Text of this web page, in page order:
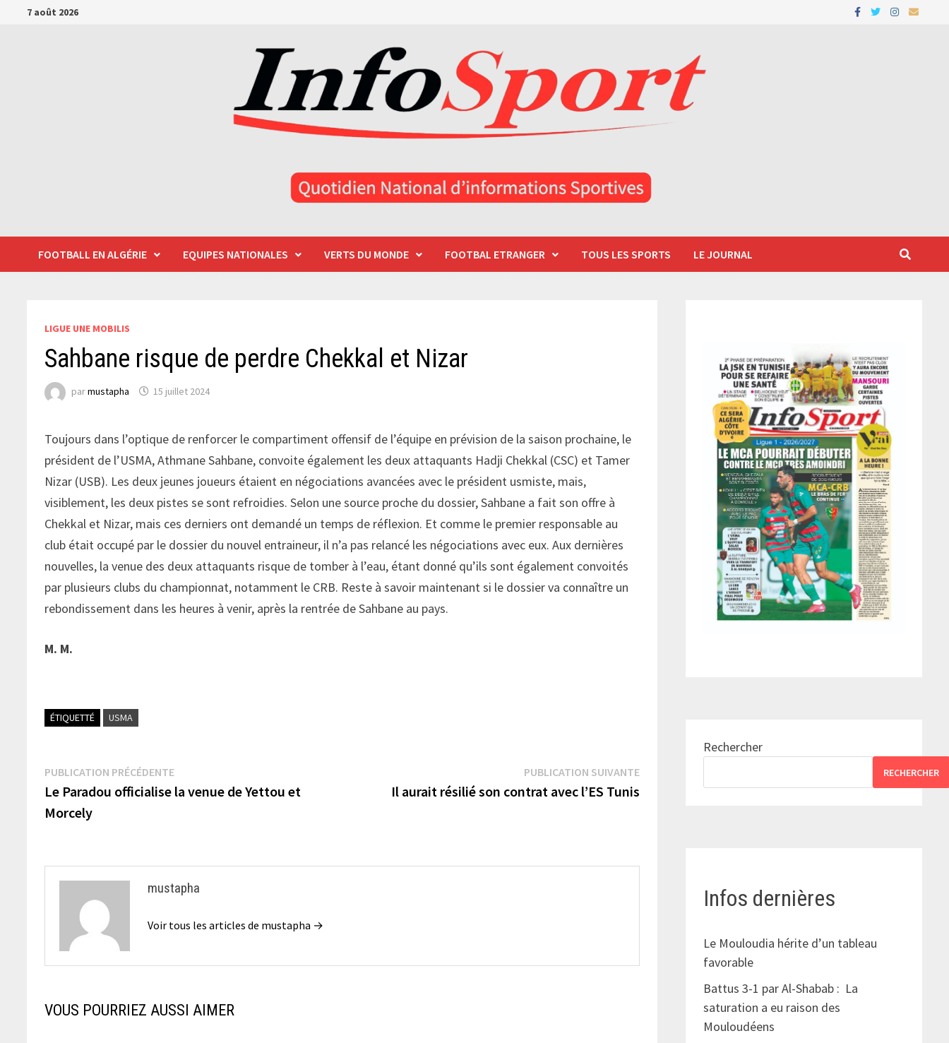
Passer7 août 2026
FOOTBALL EN ALGÉRIE EQUIPES NATIONALES VERTS DU MONDE FOOTBAL ETRANGER TOUS LES SPORTS LE JOURNAL
LIGUE UNE MOBILIS
Sahbane risque de perdre Chekkal et Nizar
parmustapha 15 juillet 2024
Toujours dans l’optique de renforcer le compartiment offensif de l’équipe en prévision de la saison prochaine, le
président de l’USMA, Athmane Sahbane, convoite également les deux attaquants Hadji Chekkal (CSC) et Tamer
Nizar (USB). Les deux jeunes joueurs étaient en négociations avancées avec le président usmiste, mais,
visiblement, les deux pistes se sont refroidies. Selon une source proche du dossier, Sahbane a fait son offre à
Chekkal et Nizar, mais ces derniers ont demandé un temps de réflexion. Et comme le premier responsable au
club était occupé par le dossier du nouvel entraineur, il n’a pas relancé les négociations avec eux. Aux dernières
nouvelles, la venue des deux attaquants risque de tomber à l’eau, étant donné qu’ils sont également convoités
par plusieurs clubs du championnat, notamment le CRB. Reste à savoir maintenant si le dossier va connaître un
rebondissement dans les heures à venir, après la rentrée de Sahbane au pays.
M. M.
ÉTIQUETTÉ USMA
Navigation
de
l’article
PUBLICATION PRÉCÉDENTEPublication
précédente :
Le Paradou officialise la venue de Yettou et
Morcely
PUBLICATION SUIVANTEPublication
suivante :
Il aurait résilié son contrat avec l’ES Tunis
mustapha
Voir tous les articles de mustapha →
VOUS POURRIEZ AUSSI AIMER
Rechercher
RECHERCHER
Infos dernières
Le Mouloudia hérite d’un tableau
favorable
Battus 3-1 par Al-Shabab : La
saturation a eu raison des
Mouloudéens